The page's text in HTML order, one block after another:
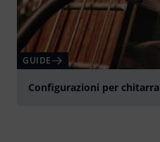
GUIDE
Configurazioni per chitarra